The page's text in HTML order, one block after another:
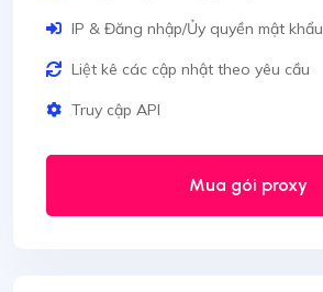
IP & Đăng nhập/Ủy quyền mật khẩu
Liệt kê các cập nhật theo yêu cầu
Truy cập API
Mua gói proxy